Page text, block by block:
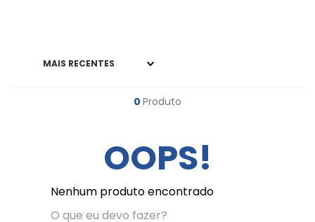
MAIS RECENTES
0 Produto
OOPS!
Nenhum produto encontrado
O que eu devo fazer?